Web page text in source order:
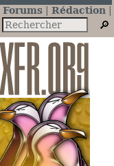
Forums
Rédaction